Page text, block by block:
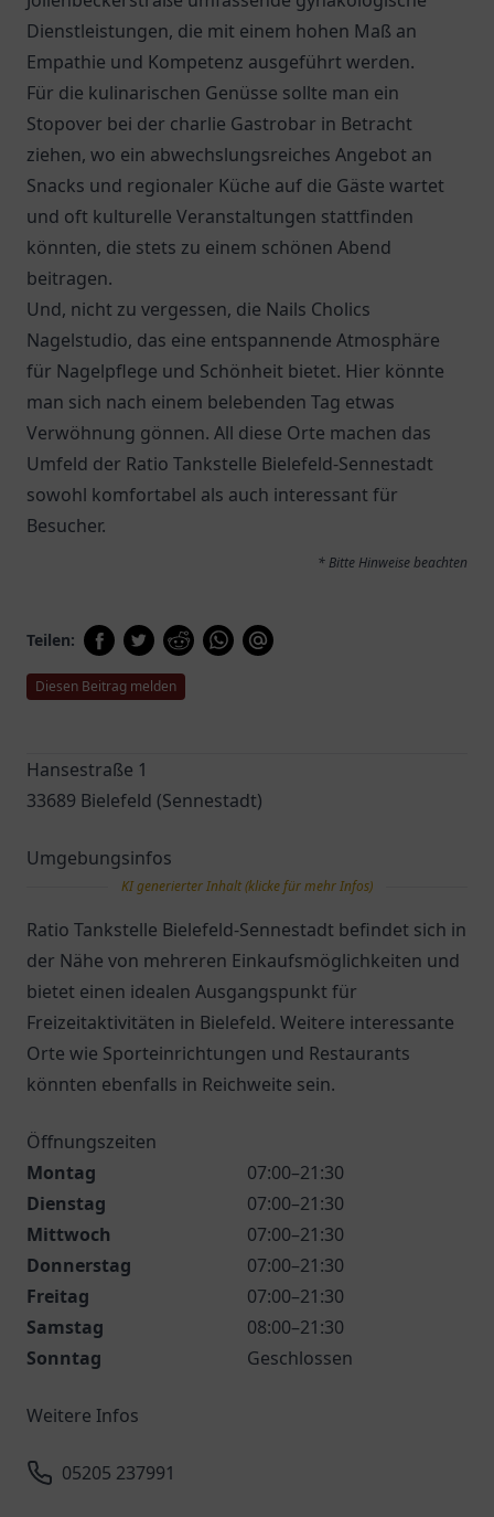
Dienstleistungen, die mit einem hohen Maß an
Empathie und Kompetenz ausgeführt werden.
Für die kulinarischen Genüsse sollte man ein
Stopover bei der charlie Gastrobar in Betracht
ziehen, wo ein abwechslungsreiches Angebot an
Snacks und regionaler Küche auf die Gäste wartet
und oft kulturelle Veranstaltungen stattfinden
könnten, die stets zu einem schönen Abend
beitragen.
Und, nicht zu vergessen, die Nails Cholics
Nagelstudio, das eine entspannende Atmosphäre
für Nagelpflege und Schönheit bietet. Hier könnte
man sich nach einem belebenden Tag etwas
Verwöhnung gönnen. All diese Orte machen das
Umfeld der Ratio Tankstelle Bielefeld-Sennestadt
sowohl komfortabel als auch interessant für
Besucher.
* Bitte Hinweise beachten
Teilen:
Diesen Beitrag melden
Hansestraße 1
33689 Bielefeld (Sennestadt)
Umgebungsinfos
KI generierter Inhalt (klicke für mehr Infos)
Ratio Tankstelle Bielefeld-Sennestadt befindet sich in
der Nähe von mehreren Einkaufsmöglichkeiten und
bietet einen idealen Ausgangspunkt für
Freizeitaktivitäten in Bielefeld. Weitere interessante
Orte wie Sporteinrichtungen und Restaurants
könnten ebenfalls in Reichweite sein.
Öffnungszeiten
Montag
07:00–21:30
Dienstag
07:00–21:30
Mittwoch
07:00–21:30
Donnerstag
07:00–21:30
Freitag
07:00–21:30
Samstag
08:00–21:30
Sonntag
Geschlossen
Weitere Infos
05205 237991